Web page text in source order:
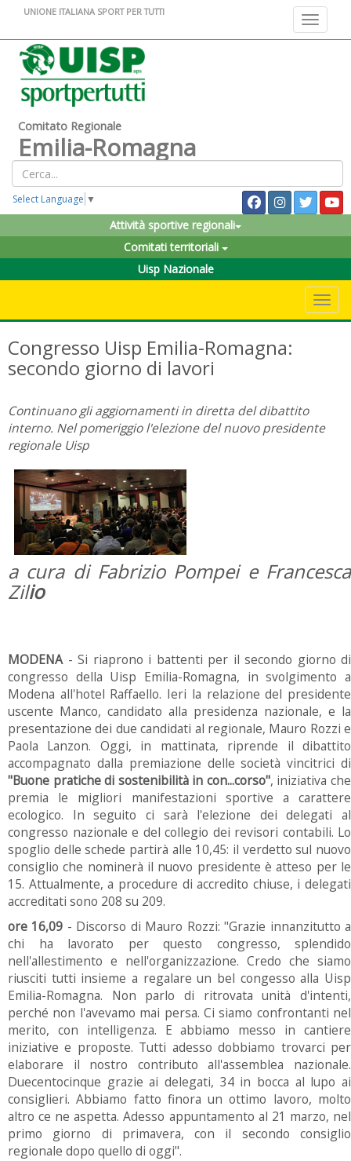
Toggle
UNIONE ITALIANA SPORT PER TUTTI
Comitato Regionale
Emilia-Romagna
Select Language ▼
Attività sportive regionali
Comitati territoriali
Uisp Nazionale
Congresso Uisp Emilia-Romagna:
secondo giorno di lavori
Continuano gli aggiornamenti in diretta del dibattito
interno. Nel pomeriggio l'elezione del nuovo presidente
regionale Uisp
a cura di Fabrizio Pompei e Francesca
Zilio
MODENA- Si riaprono i battenti per il secondo giorno di
congresso della Uisp Emilia-Romagna, in svolgimento a
Modena all'hotel Raffaello. Ieri la relazione del presidente
uscente Manco, candidato alla presidenza nazionale, e la
presentazione dei due candidati al regionale, Mauro Rozzi e
Paola Lanzon. Oggi, in mattinata, riprende il dibattito
accompagnato dalla premiazione delle società vincitrici di
"Buone pratiche di sostenibilità in con...corso", iniziativa che
premia le migliori manifestazioni sportive a carattere
ecologico. In seguito ci sarà l'elezione dei delegati al
congresso nazionale e del collegio dei revisori contabili. Lo
spoglio delle schede partirà alle 10,45: il verdetto sul nuovo
consiglio che nominerà il nuovo presidente è atteso per le
15. Attualmente, a procedure di accredito chiuse, i delegati
accreditati sono 208 su 209.
ore 16,09 - Discorso di Mauro Rozzi: "Grazie innanzitutto a
chi ha lavorato per questo congresso, splendido
nell'allestimento e nell'organizzazione. Credo che siamo
riusciti tutti insieme a regalare un bel congesso alla Uisp
Emilia-Romagna. Non parlo di ritrovata unità d'intenti,
perché non l'avevamo mai persa. Ci siamo confrontanti nel
merito, con intelligenza. E abbiamo messo in cantiere
iniziative e proposte. Tutti adesso dobbiamo trovarci per
elaborare il nostro contributo all'assemblea nazionale.
Duecentocinque grazie ai delegati, 34 in bocca al lupo ai
consiglieri. Abbiamo fatto finora un ottimo lavoro, molto
altro ce ne aspetta. Adesso appuntamento al 21 marzo, nel
primo giorno di primavera, con il secondo consiglio
regionale dopo quello di oggi".